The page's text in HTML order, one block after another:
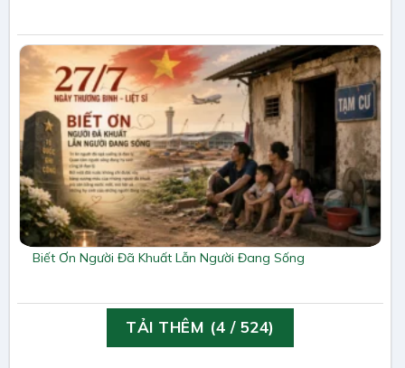
Biết Ơn Người Đã Khuất Lẫn Người Đang Sống
TẢI THÊM (4 / 524)